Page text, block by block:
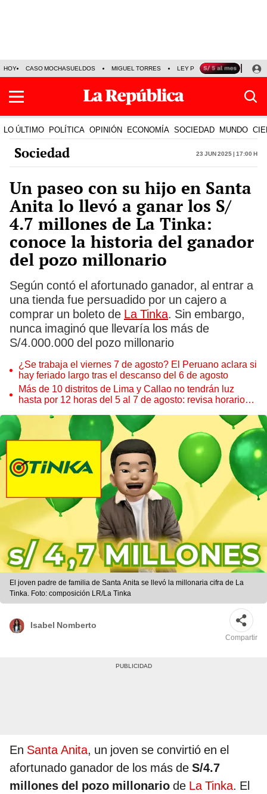
HOY CASO MOCHASUELDOS MIGUEL TORRES LEY PULPÍN PRECIO DEL
LO ÚLTIMO POLÍTICA OPINIÓN ECONOMÍA SOCIEDAD MUNDO
Sociedad 23 Jun 2025 | 17:00 h
Un paseo con su hijo en Santa
Anita lo llevó a ganar los S/
4.7 millones de La Tinka:
conoce la historia del ganador
del pozo millonario
Según contó el afortunado ganador, al entrar a
una tienda fue persuadido por un cajero a
comprar un boleto de La Tinka. Sin embargo,
nunca imaginó que llevaría los más de
S/4.000.000 del pozo millonario
¿Se trabaja el viernes 7 de agosto? El Peruano aclara si
hay feriado largo tras el descanso del 6 de agosto
Más de 10 distritos de Lima y Callao no tendrán luz
hasta por 12 horas del 5 al 7 de agosto: revisa horarios y
El joven padre de familia de Santa Anita se llevó la millonaria cifra de La
Tinka. Foto: composición LR/La Tinka
Isabel Nomberto
Compartir
En Santa Anita, un joven se convirtió en el
afortunado ganador de los más de S/4.7
millones del pozo millonario de La Tinka. El